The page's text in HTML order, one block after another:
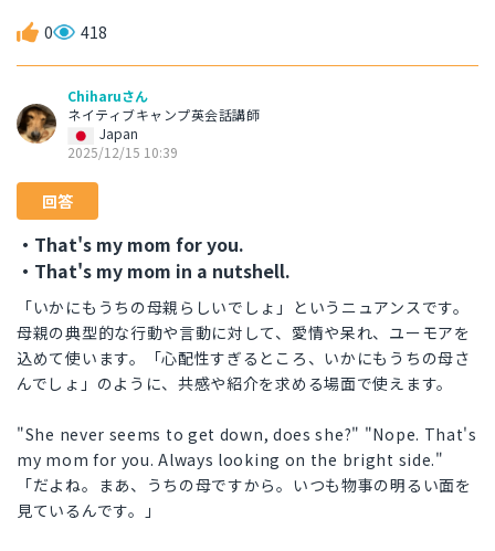
0 418
Chiharuさん
ネイティブキャンプ英会話講師
Japan
2025/12/15 10:39
回答
・That's my mom for you.
・That's my mom in a nutshell.
「いかにもうちの母親らしいでしょ」というニュアンスです。
母親の典型的な行動や言動に対して、愛情や呆れ、ユーモアを
込めて使います。「心配性すぎるところ、いかにもうちの母さ
んでしょ」のように、共感や紹介を求める場面で使えます。
"She never seems to get down, does she?" "Nope. That's
my mom for you. Always looking on the bright side."
「だよね。まあ、うちの母ですから。いつも物事の明るい面を
見ているんです。」